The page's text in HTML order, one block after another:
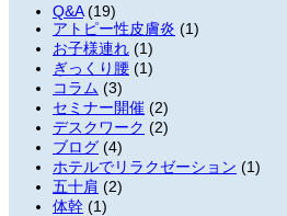
Q&A(19)
アトピー性皮膚炎 (1)
お子様連れ (1)
ぎっくり腰 (1)
コラム (3)
セミナー開催 (2)
デスクワーク (2)
ブログ (4)
ホテルでリラクゼーション (1)
五十肩 (2)
体幹 (1)